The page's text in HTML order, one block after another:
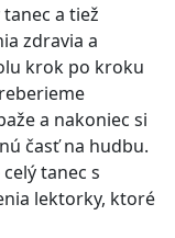
a tiež
zdravia a
krok po kroku
a nakoniec si
časť na hudbu.
tanec s
lektorky, ktoré